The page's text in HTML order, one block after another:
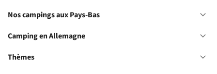
Nos campings aux Pays-Bas
Camping en Allemagne
Thèmes